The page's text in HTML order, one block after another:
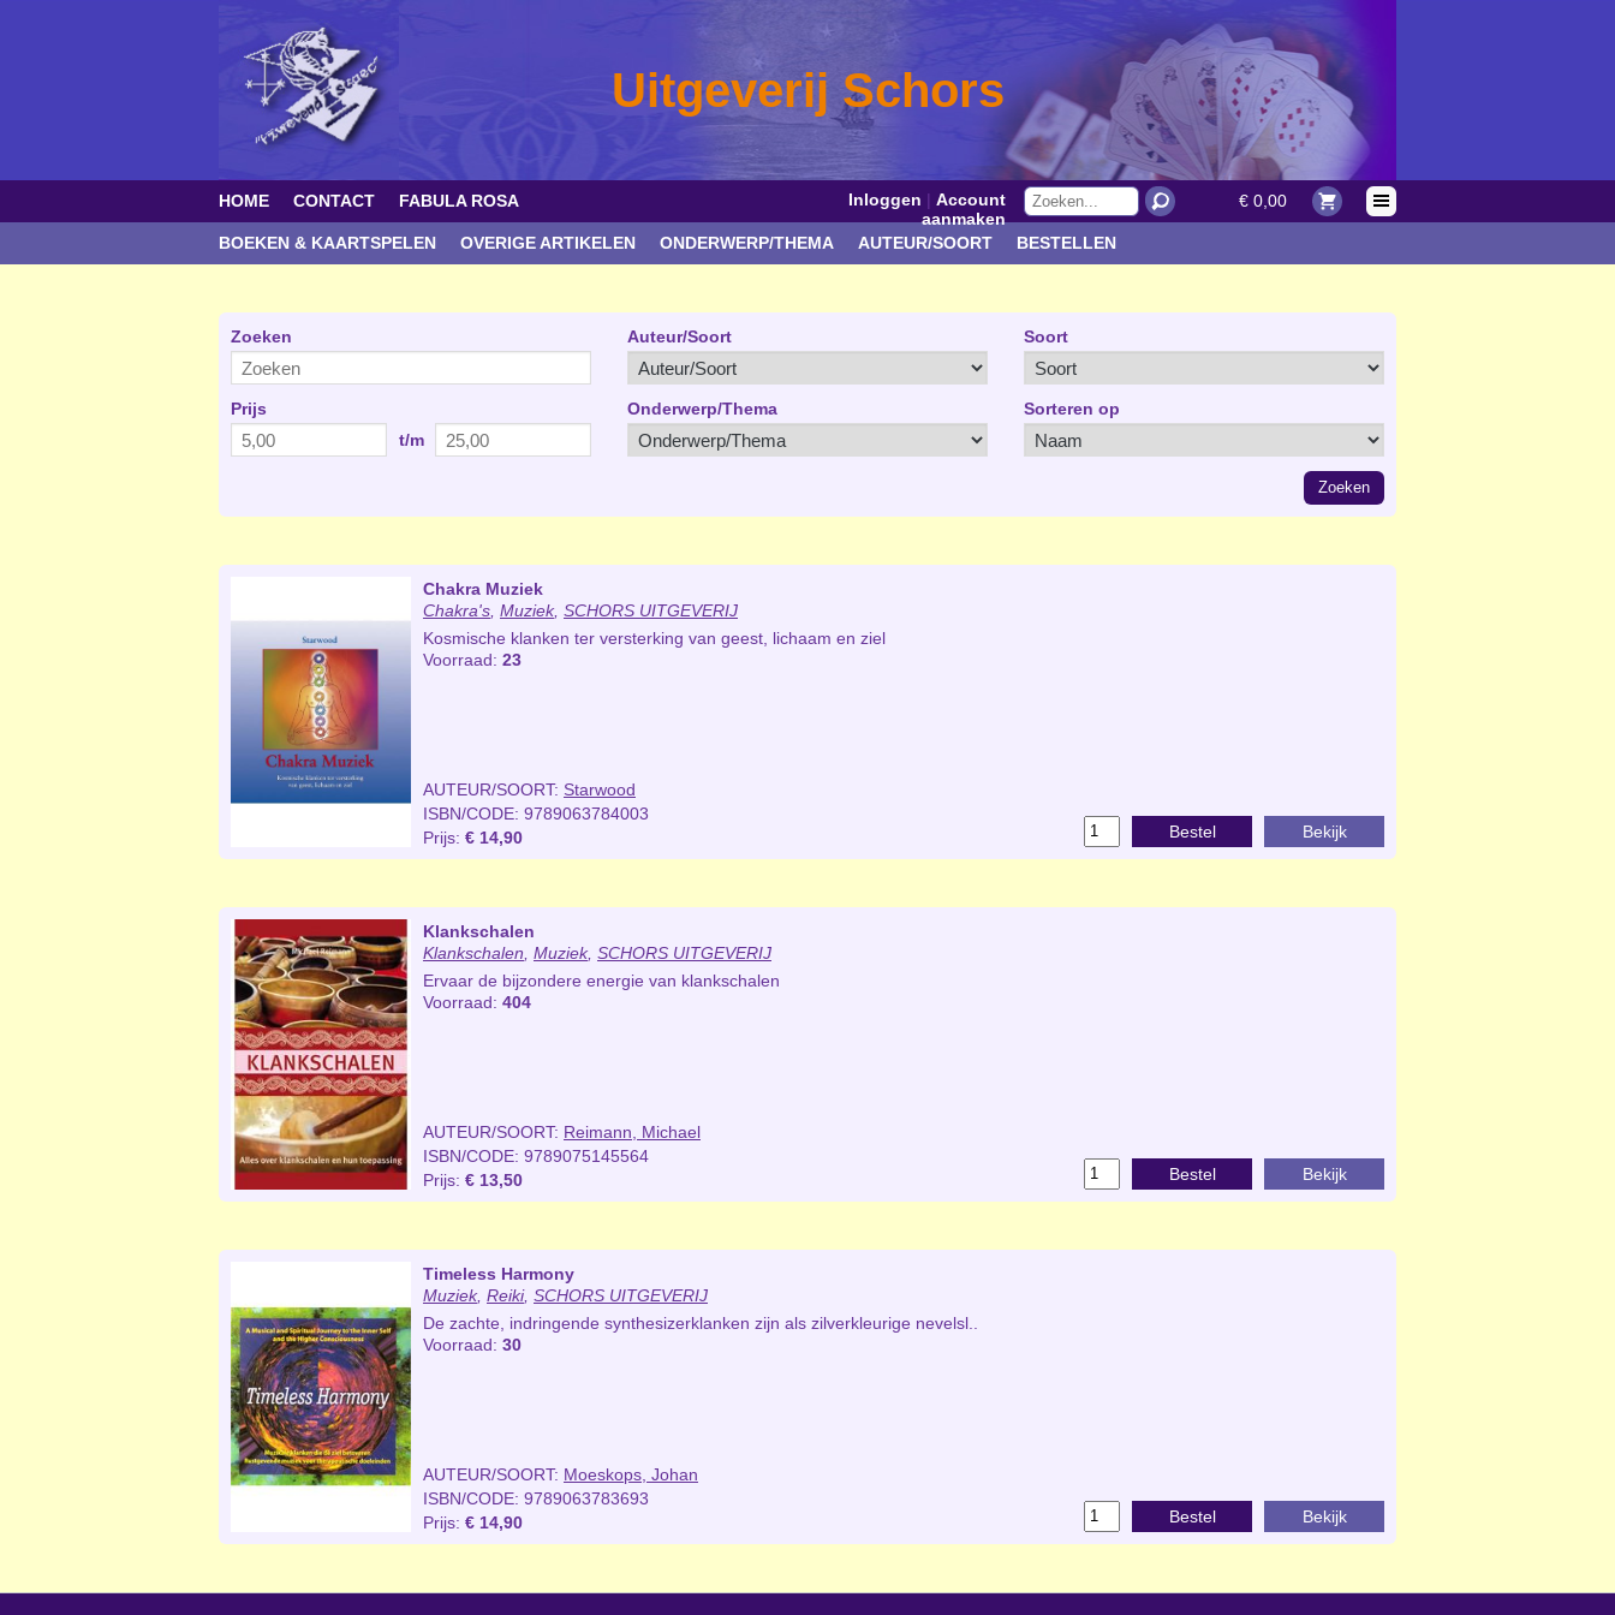
HOME CONTACT FABULA ROSA € 0,00
Inloggen | Account
aanmaken
Uitgeverij Schors
BOEKEN & KAARTSPELEN OVERIGE ARTIKELEN ONDERWERP/THEMA AUTEUR/SOORT BESTELLEN
Zoeken Auteur/Soort Soort
Prijs
t/m
Onderwerp/Thema Sorteren op
Chakra Muziek
Chakra's Muziek, SCHORS UITGEVERIJ
Kosmische klanken ter versterking van geest, lichaam en ziel
Voorraad: 23
AUTEUR/SOORT: Starwood
ISBN/CODE: 9789063784003
Prijs: € 14,90 Bestel Bekijk
Klankschalen
Klankschalen Muziek, SCHORS UITGEVERIJ
Ervaar de bijzondere energie van klankschalen
Voorraad: 404
AUTEUR/SOORT: Reimann, Michael
ISBN/CODE: 9789075145564
Prijs: € 13,50 Bestel Bekijk
Timeless Harmony
Muziek, Reiki, SCHORS UITGEVERIJ
De zachte, indringende synthesizerklanken zijn als zilverkleurige nevelsl..
Voorraad: 30
AUTEUR/SOORT: Moeskops, Johan
ISBN/CODE: 9789063783693
Prijs: € 14,90 Bestel Bekijk